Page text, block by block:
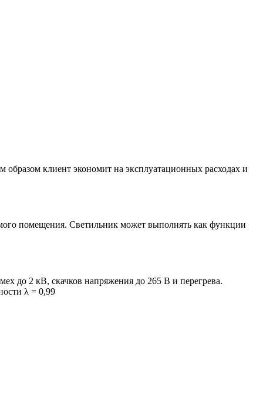
клиент экономит на эксплуатационных расходах и
помещения. Светильник может выполнять как функции
до 2 кВ, скачков напряжения до 265 В и перегрева.
λ = 0,99